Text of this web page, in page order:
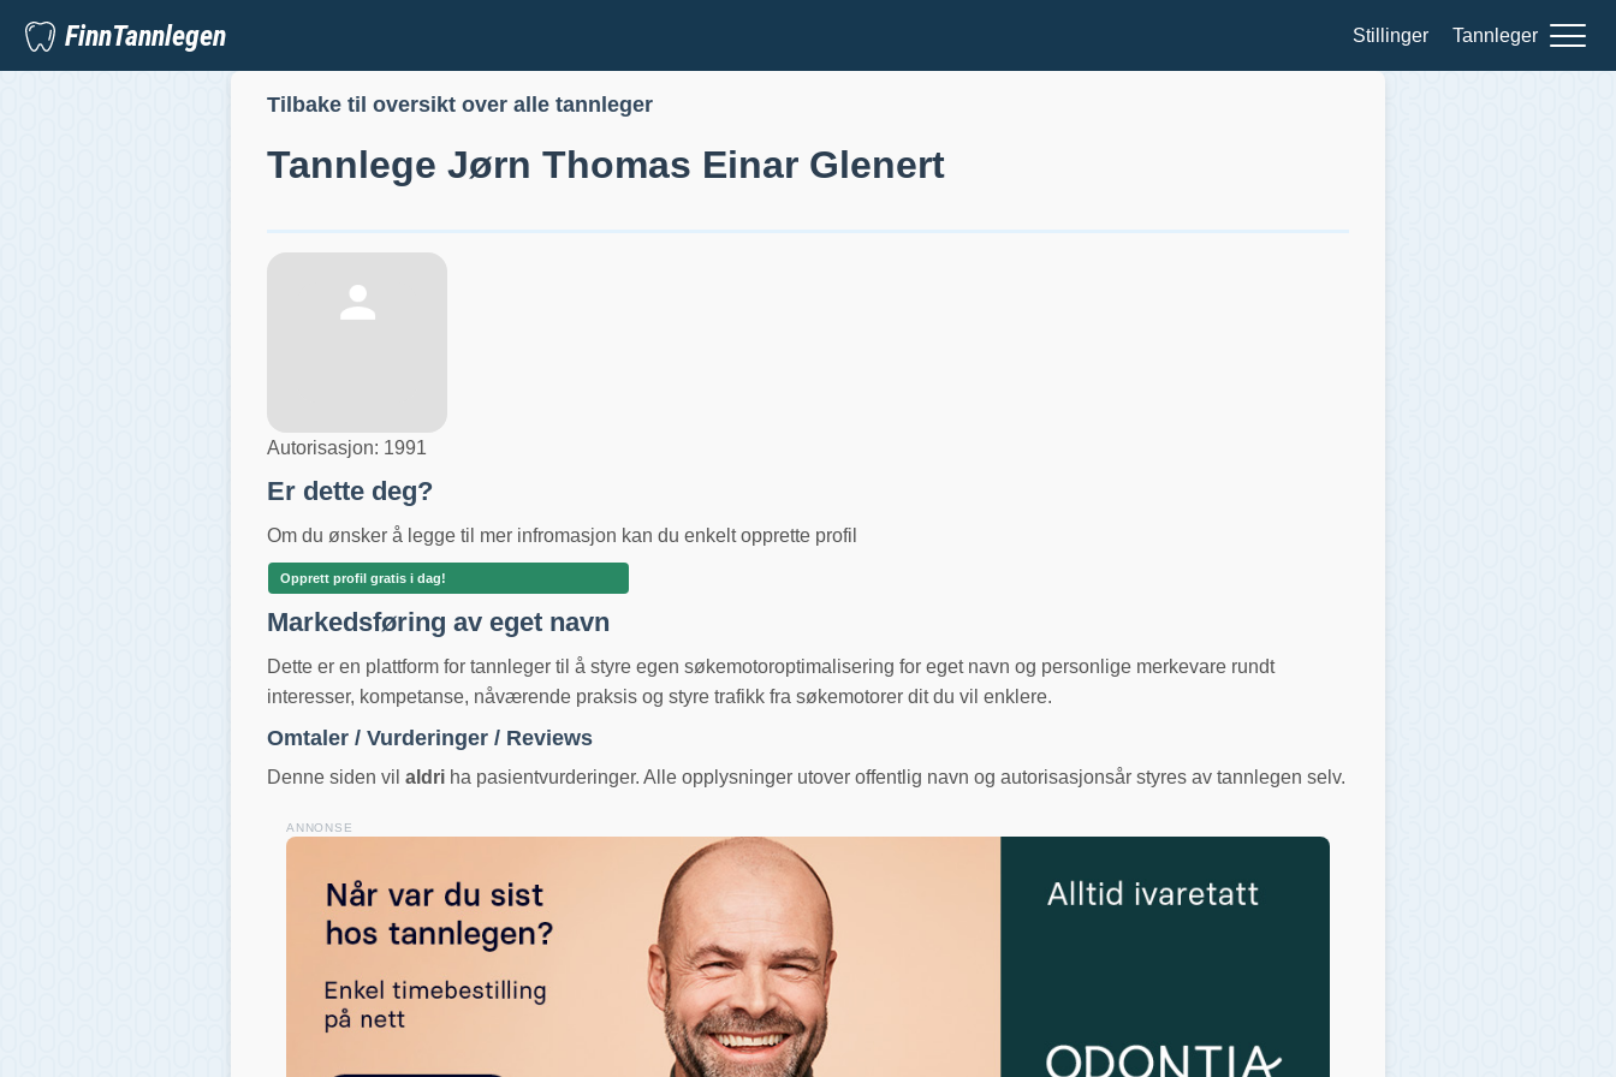
FinnTannlegen Stillinger Tannleger
Tilbake til oversikt over alle tannleger
Tannlege Jørn Thomas Einar Glenert
Autorisasjon: 1991
Er dette deg?
Om du ønsker å legge til mer infromasjon kan du enkelt opprette profil
Opprett profil gratis i dag!
Markedsføring av eget navn
Dette er en plattform for tannleger til å styre egen søkemotoroptimalisering for eget navn og personlige merkevare rundt
interesser, kompetanse, nåværende praksis og styre trafikk fra søkemotorer dit du vil enklere.
Omtaler / Vurderinger / Reviews
Denne siden vil aldri ha pasientvurderinger. Alle opplysninger utover offentlig navn og autorisasjonsår styres av tannlegen selv.
ANNONSE